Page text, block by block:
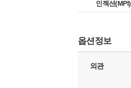
인젝션(MPI)
옵션정보
외관